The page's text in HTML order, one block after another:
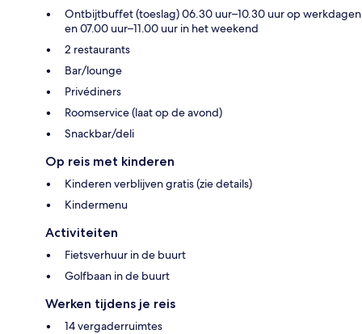
Ontbijtbuffet (toeslag) 06.30 uur–10.30 uur op werkdagen
en 07.00 uur–11.00 uur in het weekend
2 restaurants
Bar/lounge
Privédiners
Roomservice (laat op de avond)
Snackbar/deli
Op reis met kinderen
Kinderen verblijven gratis (zie details)
Kindermenu
Activiteiten
Fietsverhuur in de buurt
Golfbaan in de buurt
Werken tijdens je reis
14 vergaderruimtes